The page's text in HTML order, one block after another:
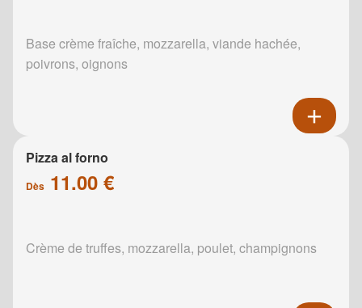
Base crème fraîche, mozzarella, viande hachée,
poivrons, oignons
Pizza al forno
Dès 11.00 €
Crème de truffes, mozzarella, poulet, champignons